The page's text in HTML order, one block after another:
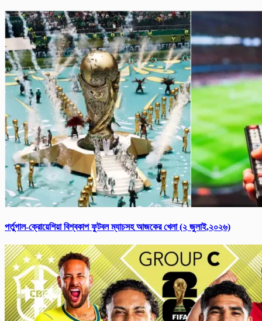
পর্তুগাল-ক্রোয়েশিয়া বিশ্বকাপ ফুটবল ম্যাচসহ আজকের খেলা (২ জুলাই,২০২৬)